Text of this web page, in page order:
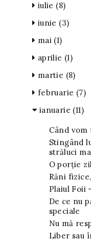
iulie (8)
iunie (3)
mai (1)
aprilie (1)
martie (8)
februarie (7)
ianuarie (11)
Când
Stingând
străluci
O porție
Răni
Plaiul Foii
De ce nu
speciale
Nu mă
Liber sau